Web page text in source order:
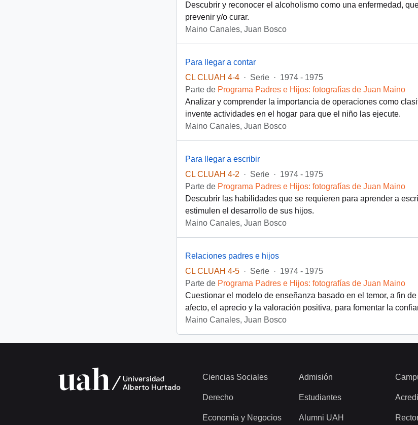
Descubrir y reconocer el alcoholismo como una enfermedad,
prevenir y/o curar.
Maino Canales, Juan Bosco
Para llegar a contar
CL CLUAH 4-4 · Serie · 1974 - 1975
Parte de Programa Padres e Hijos: fotografías de Juan Maino
Analizar y comprender la importancia de operaciones como
invente actividades en el hogar para que el niño las ejecute.
Maino Canales, Juan Bosco
Para llegar a escribir
CL CLUAH 4-2
· Serie · 1974 - 1975
Parte de Programa Padres e Hijos: fotografías de Juan Maino
Descubrir las habilidades que se requieren para aprender a
estimulen el desarrollo de sus hijos.
Maino Canales, Juan Bosco
Relaciones padres e hijos
CL CLUAH 4-5 · Serie · 1974 - 1975
Parte de Programa Padres e Hijos: fotografías de Juan Maino
Cuestionar el modelo de enseñanza basado en el temor, a fin
afecto, el aprecio y la valoración positiva, para fomentar la
Maino Canales, Juan Bosco
Ciencias Sociales
Derecho
Economía y Negocios
Admisión
Estudiantes
Alumni UAH